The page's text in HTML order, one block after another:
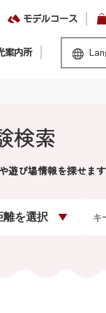
モデルコース
案内所
検索
遊び場情報を探せま
離を選択